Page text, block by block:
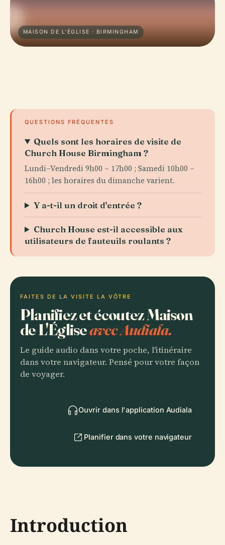
MAISON DE L'ÉGLISE · BIRMINGHAM
QUESTIONS FRÉQUENTES
Quels sont les horaires de visite de
Church House Birmingham ?
Lundi–Vendredi 9h00 – 17h00 ; Samedi 10h00 –
16h00 ; les horaires du dimanche varient.
Y a-t-il un droit d'entrée ?
Church House est-il accessible aux
utilisateurs de fauteuils roulants ?
FAITES DE LA VISITE LA VÔTRE
Planifiez et écoutez Maison
de L'Égliseavec Audiala.
Le guide audio dans votre poche, l'itinéraire
dans votre navigateur. Pensé pour votre façon
de voyager.
Ouvrir dans l'application Audiala
Planifier dans votre navigateur
Introduction